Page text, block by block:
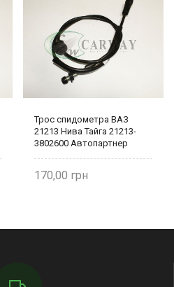
Трос спидометра ВАЗ
21213 Нива Тайга 21213-
3802600 Автопартнер
170,00